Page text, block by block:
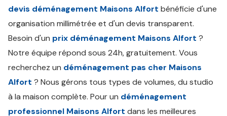
devis déménagement Maisons Alfort bénéficie d'une
organisation millimétrée et d'un devis transparent.
Besoin d'un prix déménagement Maisons Alfort ?
Notre équipe répond sous 24h, gratuitement. Vous
recherchez un déménagement pas cher Maisons
Alfort ? Nous gérons tous types de volumes, du studio
à la maison complète. Pour un déménagement
professionnel Maisons Alfort dans les meilleures